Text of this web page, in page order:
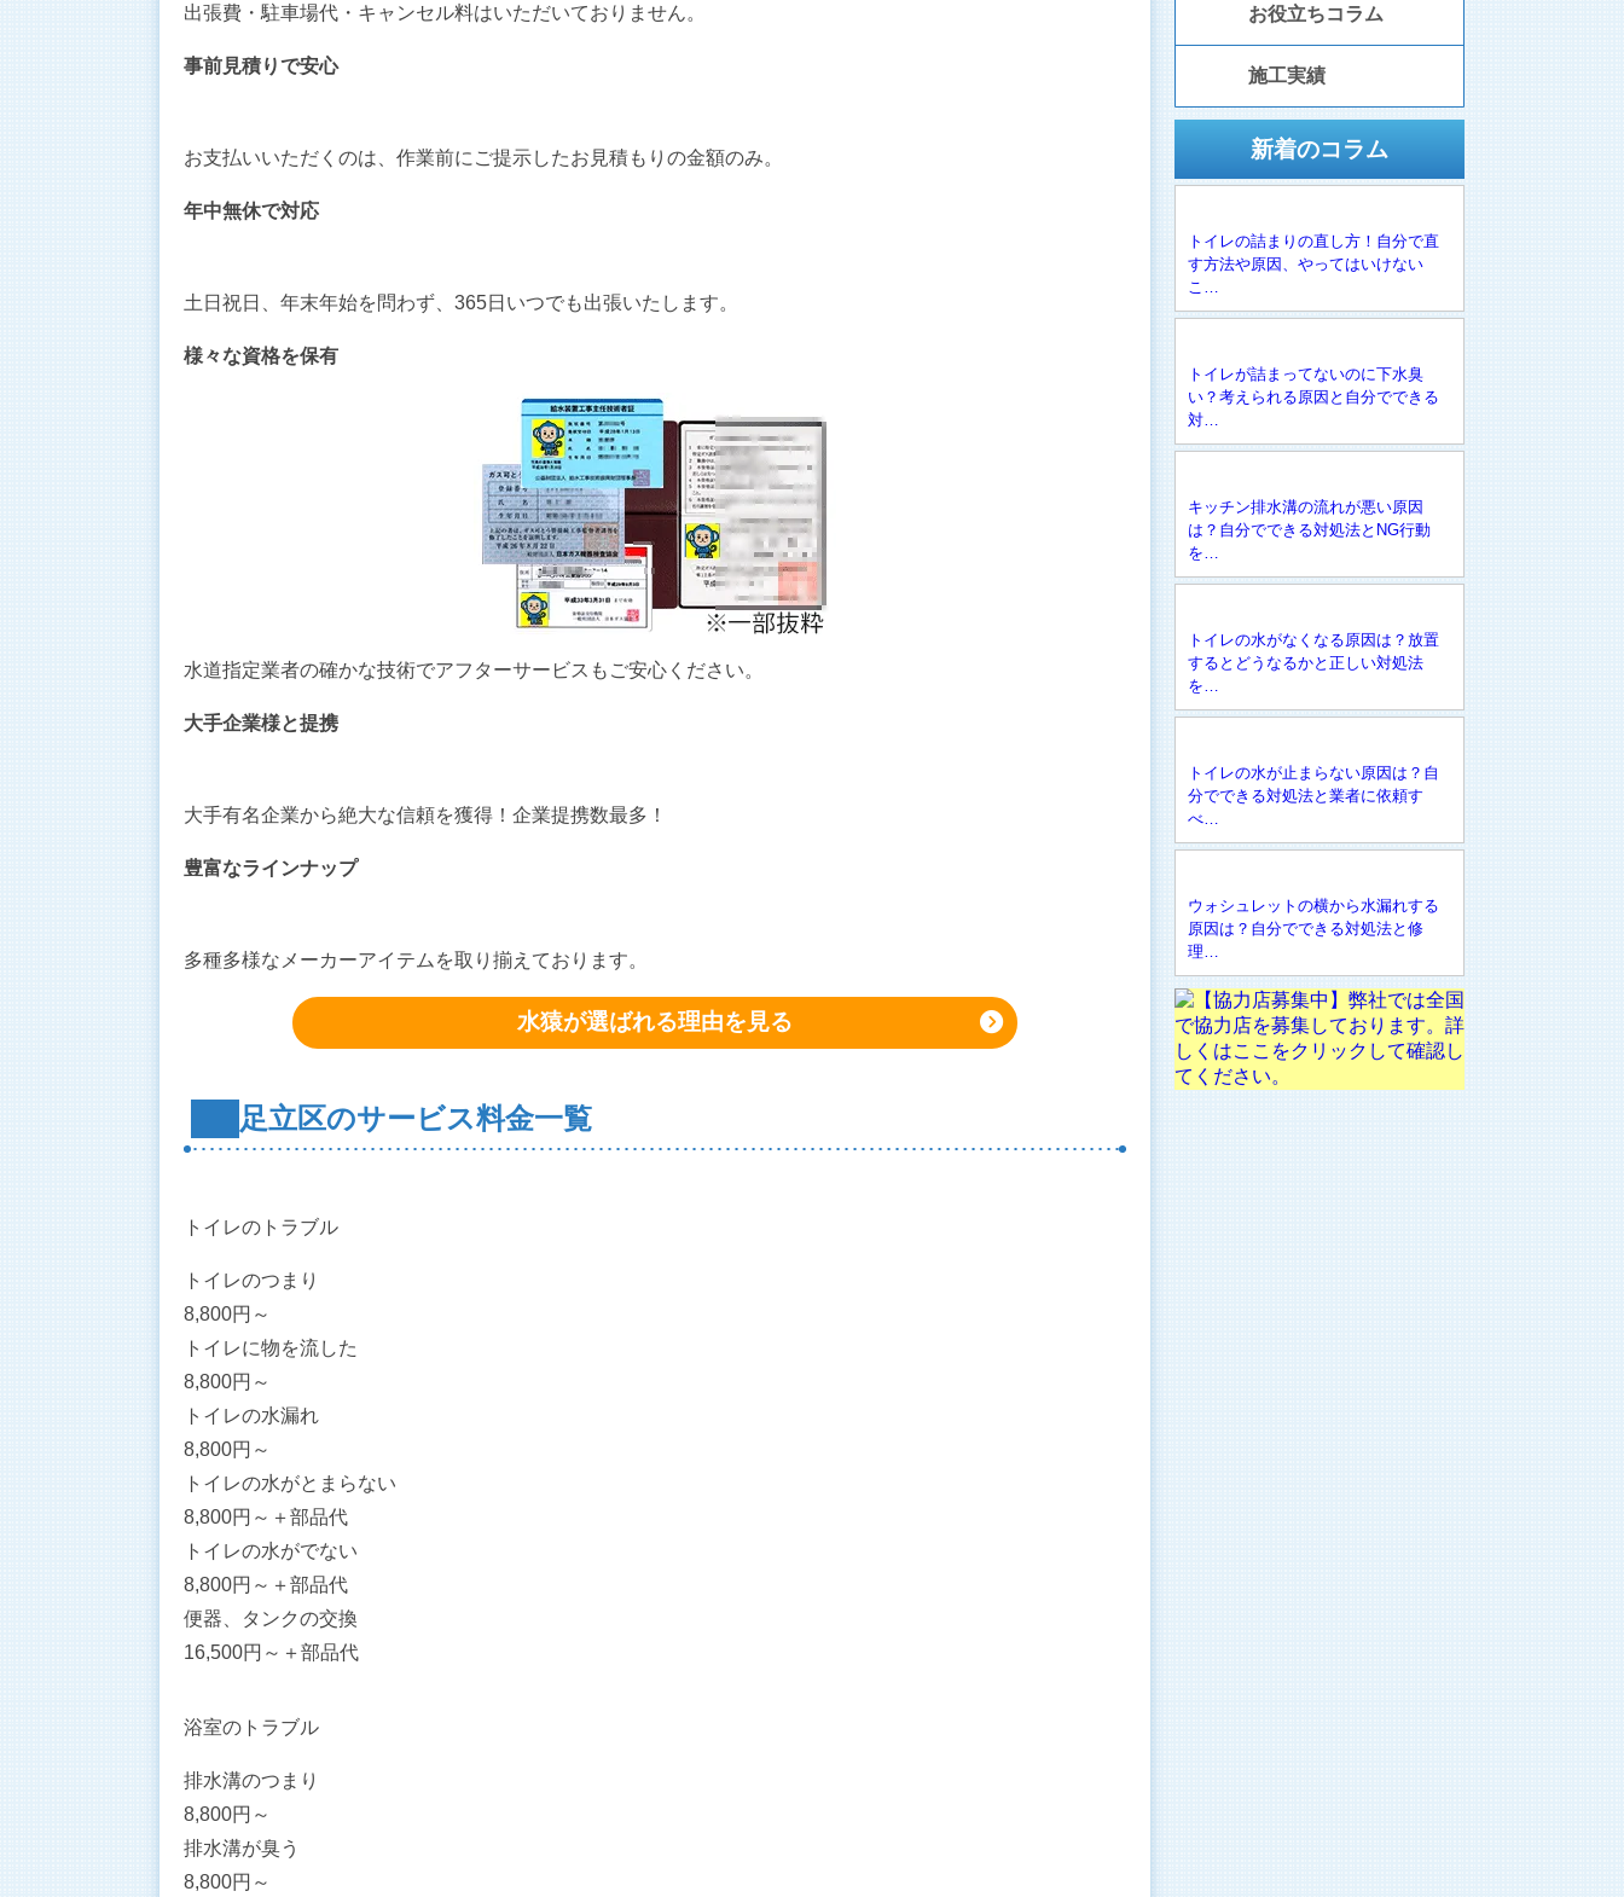
出張費・駐車場代・キャンセル料はいただいておりません。
事前見積りで安心
お支払いいただくのは、作業前にご提示したお見積もりの金額のみ。
年中無休で対応
土日祝日、年末年始を問わず、365日いつでも出張いたします。
様々な資格を保有
水道指定業者の確かな技術でアフターサービスもご安心ください。
大手企業様と提携
大手有名企業から絶大な信頼を獲得！企業提携数最多！
豊富なラインナップ
多種多様なメーカーアイテムを取り揃えております。
水猿が選ばれる理由を見る
足立区のサービス料金一覧
トイレのトラブル
トイレのつまり
8,800円～
トイレに物を流した
8,800円～
トイレの水漏れ
8,800円～
トイレの水がとまらない
8,800円～ ＋部品代
トイレの水がでない
8,800円～ ＋部品代
便器、タンクの交換
16,500円～ ＋部品代
浴室のトラブル
排水溝のつまり
8,800円～
排水溝が臭う
8,800円～
お役立ちコラム
施工実績
新着のコラム
トイレの詰まりの直し方！自分で直
す方法や原因、やってはいけない
こ…
トイレが詰まってないのに下水臭
い？考えられる原因と自分でできる
対…
キッチン排水溝の流れが悪い原因
は？自分でできる対処法とNG行動
を…
トイレの水がなくなる原因は？放置
するとどうなるかと正しい対処法
を…
トイレの水が止まらない原因は？自
分でできる対処法と業者に依頼す
べ…
ウォシュレットの横から水漏れする
原因は？自分でできる対処法と修
理…